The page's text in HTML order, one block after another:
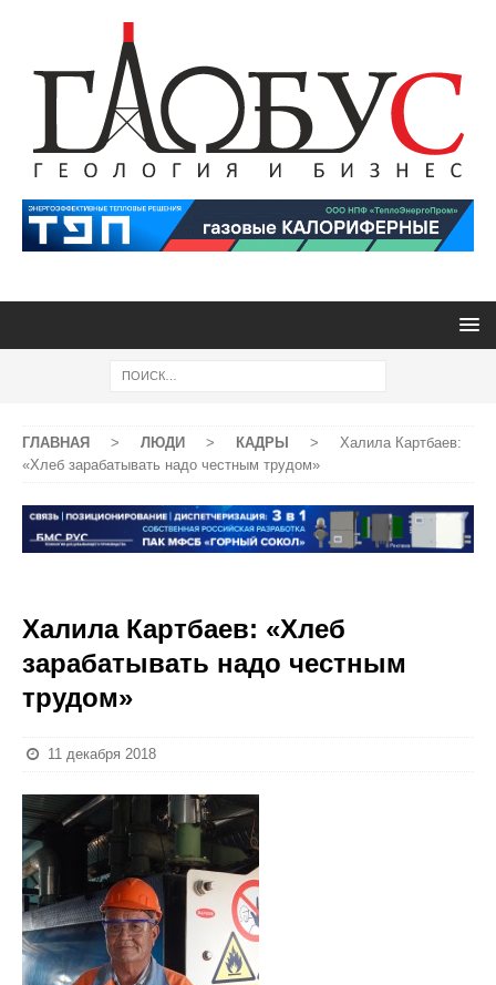
ГЛАВНАЯ > ЛЮДИ > КАДРЫ >
Халила Картбаев:
«Хлеб зарабатывать надо честным трудом»
Халила Картбаев: «Хлеб
зарабатывать надо честным
трудом»
11 декабря 2018